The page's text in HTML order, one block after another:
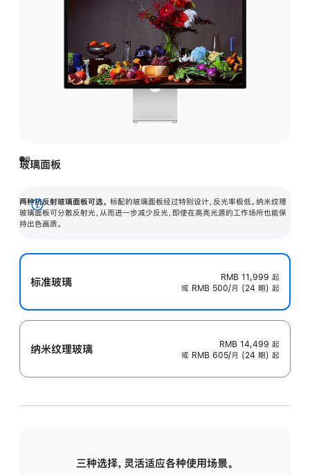
玻璃面板
两种抗反射玻璃面板可选。 标配的玻璃面板经过特别设计，反光率极低。纳米纹理
玻璃面板可分散反射光，从而进一步减少反光，即使在高亮光源的工作场所也能保
持出色画质。
展
开
标准玻璃 RMB 11,999 起
或 RMB 500/月 (24 期) 起
纳米纹理玻璃 RMB 14,499 起
或 RMB 605/月 (24 期) 起
三种选择，灵活适应各种使用场景。